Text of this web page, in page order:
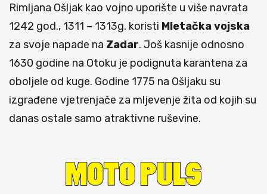
Rimljana Ošljak kao vojno uporište u više navrata
1242 god., 1311 – 1313g. koristi Mletačkavojska
za svoje napade na Zadar. Još kasnije odnosno
1630 godine na Otoku je podignuta karantena za
oboljele od kuge. Godine 1775 na Ošljaku su
izgrađene vjetrenjače za mljevenje žita od kojih su
danas ostale samo atraktivne ruševine.